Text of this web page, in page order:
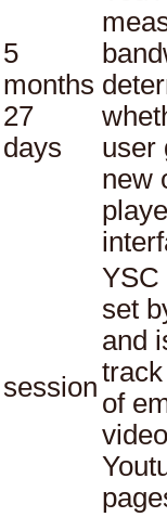
5
months
27
days
user
new
session
YSC
set
and
of